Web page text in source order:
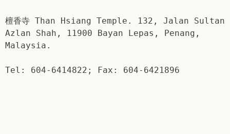
檀香寺 Than Hsiang Temple. 132, Jalan Sultan
Azlan Shah, 11900 Bayan Lepas, Penang,
Malaysia.
Tel: 604-6414822; Fax: 604-6421896